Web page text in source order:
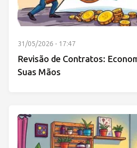
31/05/2026 - 17:47
Revisão de Contratos:
Suas Mãos